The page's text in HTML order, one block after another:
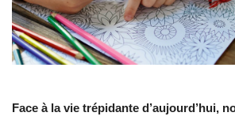
Face à la vie trépidante d’aujourd’hui,